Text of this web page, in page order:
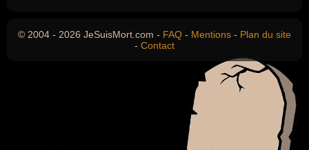
© 2004 - 2026 JeSuisMort.com - FAQ - Mentions - Plan du site
- Contact